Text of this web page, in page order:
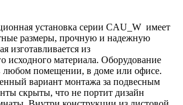
установка серии CAU_W имеет
размеры, прочную и надежную
изготавливается из
исходного материала. Оборудование
любом помещении, в доме или офисе.
вариант монтажа за подвесным
скрыты, что не портит дизайн